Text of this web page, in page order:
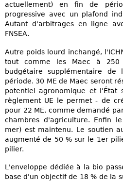
actuellement) en fin de
progressive avec un plafond
Autant d'arbitrages en ligne
FNSEA.
Autre poids lourd inchangé,
tout comme les Maec à
budgétaire supplémentaire
période. 30 ME de Maec seront
potentiel agronomique et
règlement UE le permet - de
pour 22 ME, comme demandé
chambres d'agriculture. Enfin
mer) est maintenu. Le soutien
augmenté de 50 % sur le 1er
pilier.
L'enveloppe dédiée à la bio
base d'un objectif de 18 % de la